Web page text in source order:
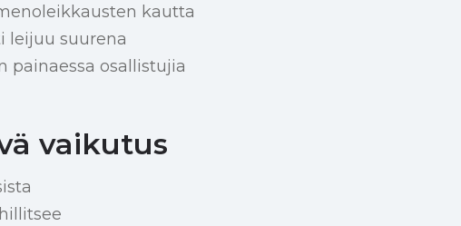
kautta
leijuu suurena
painaessa osallistujia
vaikutus